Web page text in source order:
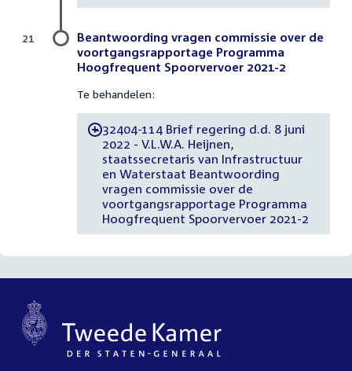
Beantwoording vragen commissie over de
voortgangsrapportage Programma
Hoogfrequent Spoorvervoer 2021-2
Te behandelen:
-32404-114 Brief regering d.d. 8 juni
2022 - V.L.W.A. Heijnen,
staatssecretaris van Infrastructuur
en Waterstaat Beantwoording
vragen commissie over de
voortgangsrapportage Programma
Hoogfrequent Spoorvervoer 2021-2
21